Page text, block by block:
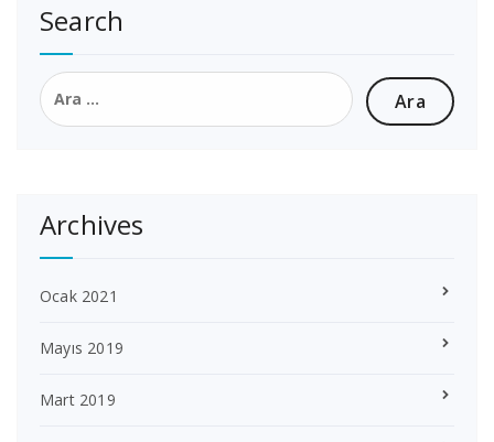
Search
Arama:
Archives
Ocak 2021
Mayıs 2019
Mart 2019